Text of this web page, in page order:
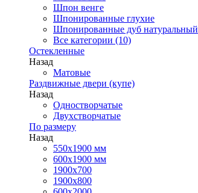
Шпон венге
Шпонированные глухие
Шпонированные дуб натуральный
Все категории (10)
Остекленные
Назад
Матовые
Раздвижные двери (купе)
Назад
Одностворчатые
Двухстворчатые
По размеру
Назад
550x1900 мм
600x1900 мм
1900х700
1900х800